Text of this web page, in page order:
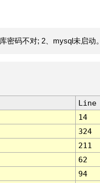
密码不对; 2、mysql未启动。
Line
14
324
211
62
94